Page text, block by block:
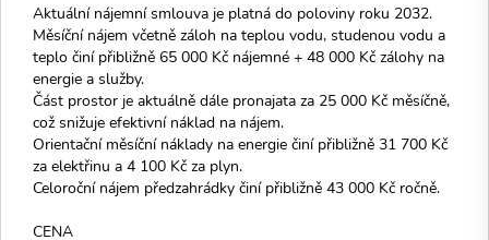
Aktuální nájemní smlouva je platná do poloviny roku 2032.
Měsíční nájem včetně záloh na teplou vodu, studenou vodu a
teplo činí přibližně 65 000 Kč nájemné + 48 000 Kč zálohy na
energie a služby.
Část prostor je aktuálně dále pronajata za 25 000 Kč měsíčně,
což snižuje efektivní náklad na nájem.
Orientační měsíční náklady na energie činí přibližně 31 700 Kč
za elektřinu a 4 100 Kč za plyn.
Celoroční nájem předzahrádky činí přibližně 43 000 Kč ročně.
CENA